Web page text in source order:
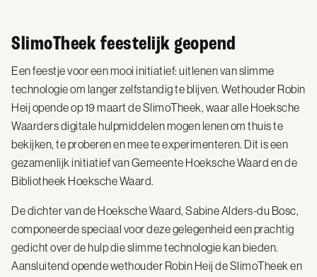
SlimoTheek feestelijk geopend
Een feestje voor een mooi initiatief: uitlenen van slimme
technologie om langer zelfstandig te blijven. Wethouder Robin
Heij opende op 19 maart de SlimoTheek, waar alle Hoeksche
Waarders digitale hulpmiddelen mogen lenen om thuis te
bekijken, te proberen en mee te experimenteren. Dit is een
gezamenlijk initiatief van Gemeente Hoeksche Waard en de
Bibliotheek Hoeksche Waard.
De dichter van de Hoeksche Waard, Sabine Alders-du Bosc,
componeerde speciaal voor deze gelegenheid een prachtig
gedicht over de hulp die slimme technologie kan bieden.
Aansluitend opende wethouder Robin Heij de SlimoTheek en